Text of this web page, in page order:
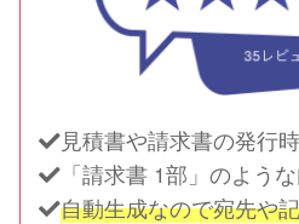
見積書や請求書の発行
「請求書 1部」のよう
自動生成なので宛先や